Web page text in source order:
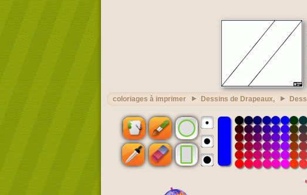
coloriages à imprimer Dessins de Drapeaux,